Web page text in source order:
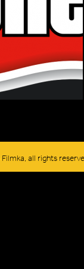
Filmka, all rights